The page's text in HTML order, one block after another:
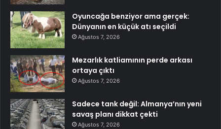
Oyuncağa benziyor ama gerçek:
Dünyanın en küçük atı seçildi
Ağustos 7, 2026
Mezarlık katliamının perde arkası
ortaya çıktı
Ağustos 7, 2026
Sadece tank değil: Almanya’nın yeni
savaş planı dikkat çekti
Ağustos 7, 2026